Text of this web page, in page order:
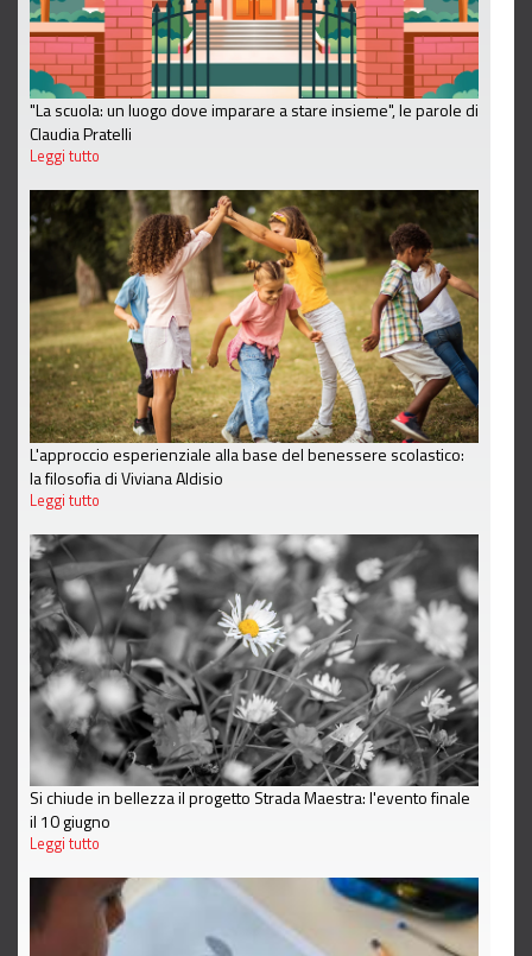
"La scuola: un luogo dove imparare a stare insieme", le parole di
Claudia Pratelli
Leggi tutto
L'approccio esperienziale alla base del benessere scolastico:
la filosofia di Viviana Aldisio
Leggi tutto
Si chiude in bellezza il progetto Strada Maestra: l'evento finale
il 10 giugno
Leggi tutto